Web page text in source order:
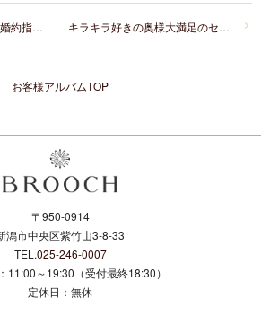
キラキラ好きの奥様大満足のセットリング
サプライズで
お客様アルバムTOP
〒950-0914
潟市中央区紫竹山3-8-33
TEL.025-246-0007
11:00～19:30（受付最終18:30）
定休日：無休